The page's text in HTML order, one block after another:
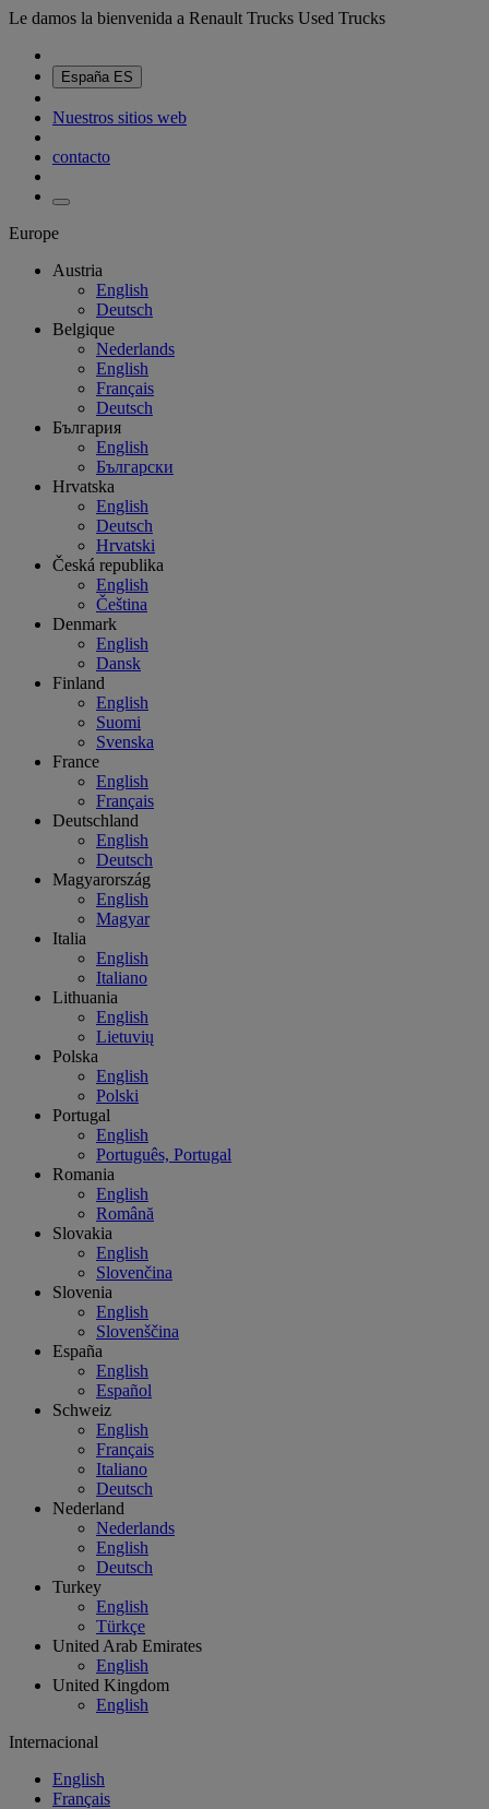
Le damos la bienvenida a Renault Trucks Used Trucks
España ES
Nuestros sitios web
contacto
Europe
Austria
English
Deutsch
Belgique
Nederlands
English
Français
Deutsch
България
English
Български
Hrvatska
English
Deutsch
Hrvatski
Česká republika
English
Čeština
Denmark
English
Dansk
Finland
English
Suomi
Svenska
France
English
Français
Deutschland
English
Deutsch
Magyarország
English
Magyar
Italia
English
Italiano
Lithuania
English
Lietuvių
Polska
English
Polski
Portugal
English
Português, Portugal
Romania
English
Română
Slovakia
English
Slovenčina
Slovenia
English
Slovenščina
España
English
Español
Schweiz
English
Français
Italiano
Deutsch
Nederland
Nederlands
English
Deutsch
Turkey
English
Türkçe
United Arab Emirates
English
United Kingdom
English
Internacional
English
Français